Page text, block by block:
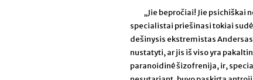
„Jie bepročiai! Jie psichiškai
specialistai priešinasi tokiai
dešinysis ekstremistas
nustatyti, ar jis iš viso yra
paranoidinė šizofrenija, ir,